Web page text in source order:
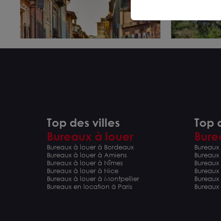
LOCAL COMMERCIAL CENTRE
VILLE TRIANGLE D'OR
AIX EN PROVENCE 13100
Dès 1 500 € /m²/an HT HC
Dès 110 000 € HD
CESSION
LES
AIX EN
620 m²
Dès 178 € /
Dès 210
Top des villes
Bureaux à louer
Bureaux à louer à Bordeaux
Bureaux à louer à Amiens
Bureaux à louer à Nîmes
Bureaux à louer à Nice
Bureaux à louer à Montpellier
Bureaux en location à Paris
Top